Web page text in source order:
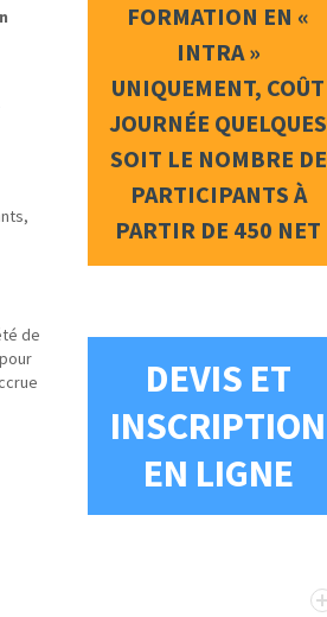
de
FORMATION EN «
INTRA »
UNIQUEMENT, COÛT
JOURNÉE QUELQUES
SOIT LE NOMBRE DE
PARTICIPANTS À
PARTIR DE 450 NET
DEVIS ET
INSCRIPTION
EN LIGNE